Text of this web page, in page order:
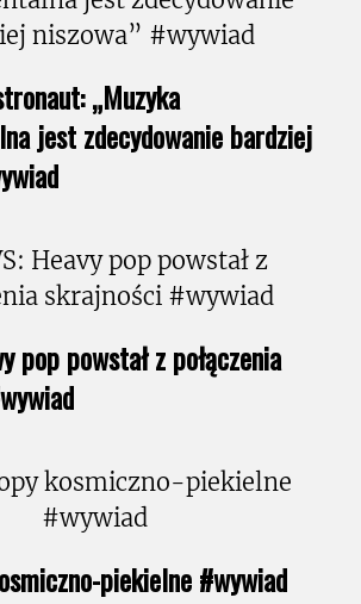
„Muzyka
jest zdecydowanie bardziej
pop powstał z połączenia
piekielne #wywiad